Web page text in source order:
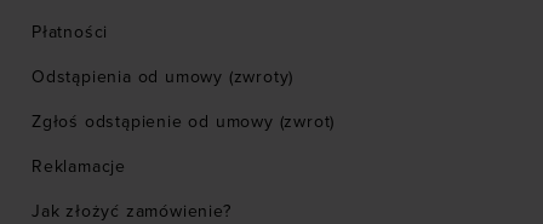
Płatności
Odstąpienia od umowy (zwroty)
Zgłoś odstąpienie od umowy (zwrot)
Reklamacje
Jak złożyć zamówienie?